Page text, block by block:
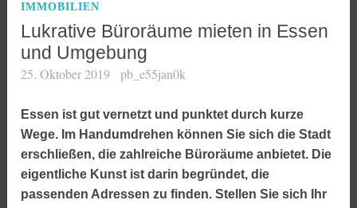
IMMOBILIEN
Lukrative Büroräume mieten in Essen
und Umgebung
25. Oktober 2019 pb_e55jan0k
Essen ist gut vernetzt und punktet durch kurze
Wege. Im Handumdrehen können Sie sich die Stadt
erschließen, die zahlreiche Büroräume anbietet. Die
eigentliche Kunst ist darin begründet, die
passenden Adressen zu finden. Stellen Sie sich Ihr